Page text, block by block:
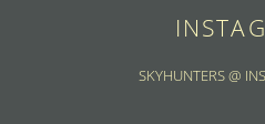
SKYHUNTERS @